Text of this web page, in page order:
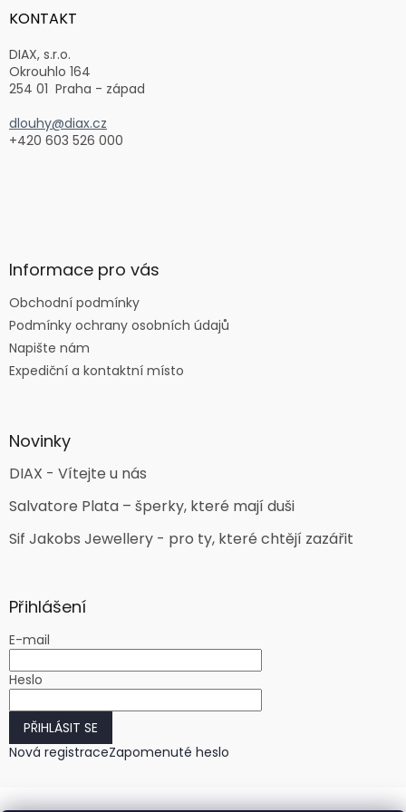
aKONTAKT
DIAX, s.r.o.
Okrouhlo 164
254 01 Praha - západ
dlouhy@diax.cz
+420 603 526 000
Informace pro vás
Obchodní podmínky
Podmínky ochrany osobních údajů
Napište nám
Expediční a kontaktní místo
Novinky
DIAX - Vítejte u nás
Salvatore Plata – šperky, které mají duši
Sif Jakobs Jewellery - pro ty, které chtějí zazářit
Přihlášení
E-mail
Heslo
PŘIHLÁSIT SE
Nová registraceZapomenuté heslo